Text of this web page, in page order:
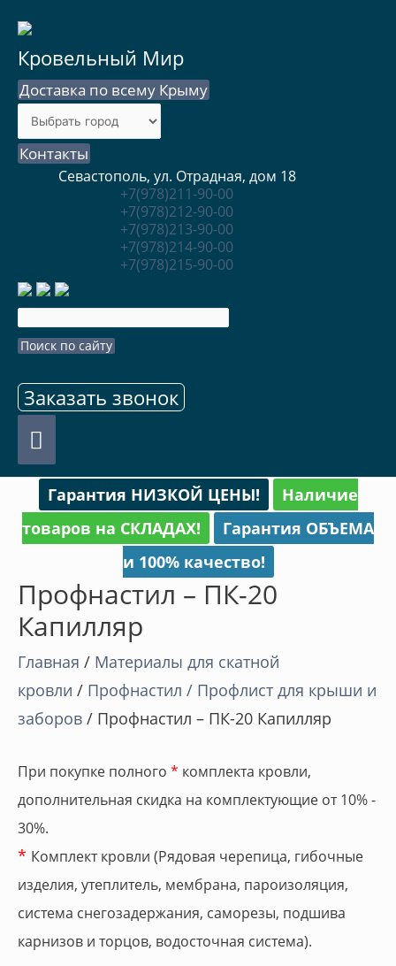
Кровельный Мир
Доставка по всему Крыму
Контакты
Севастополь, ул. Отрадная, дом 18
+7(978)211-90-00
+7(978)212-90-00
+7(978)213-90-00
+7(978)214-90-00
+7(978)215-90-00
Заказать звонок
Главное
меню
Гарантия НИЗКОЙ ЦЕНЫ!
Наличие
товаров на СКЛАДАХ!
Гарантия ОБЪЕМА
и 100% качество!
Профнастил – ПК-20
Капилляр
Главная / Материалы для скатной
кровли / Профнастил / Профлист для крыши и
заборов / Профнастил – ПК-20 Капилляр
При покупке полного * комплекта кровли,
дополнительная скидка на комплектующие от 10% -
30%.
* Комплект кровли (Рядовая черепица, гибочные
изделия, утеплитель, мембрана, пароизоляция,
система снегозадержания, саморезы, подшива
карнизов и торцов, водосточная система).